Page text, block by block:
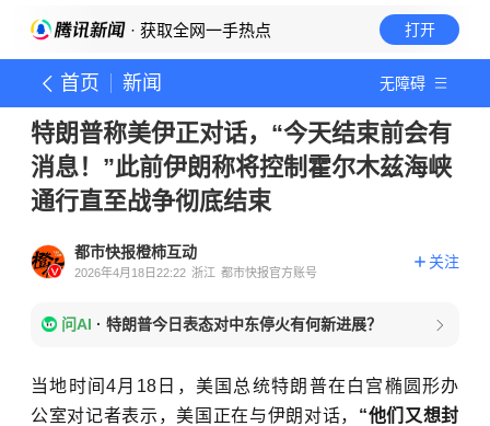
· 获取全网一手热点 打开
首页 新闻 无障碍
特朗普称美伊正对话，“今天结束前会有
消息！”此前伊朗称将控制霍尔木兹海峡
通行直至战争彻底结束
都市快报橙柿互动
2026年4月18日22:22 浙江 都市快报官方账号
关注
问AI · 特朗普今日表态对中东停火有何新进展？
当地时间4月18日，美国总统特朗普在白宫椭圆形办
公室对记者表示，美国正在与伊朗对话， “他们又想封